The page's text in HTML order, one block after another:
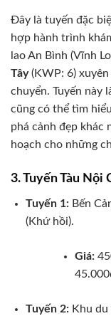
Đây là tuyến đặc
hợp hành trình
lao An Bình (Vĩnh
Tây(KWP: 6)
chuyển. Tuyến này
cũng có thể tìm
phá cảnh đẹp khác
hoạch cho những
3. Tuyến Tàu Nội
Tuyến 1:Bến
(Khứ hồi).
Giá:
Tuyến 2:Khu du